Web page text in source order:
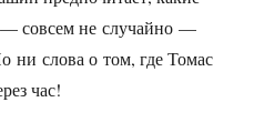
совсем не случайно —
ни слова о том, где Томас
час!